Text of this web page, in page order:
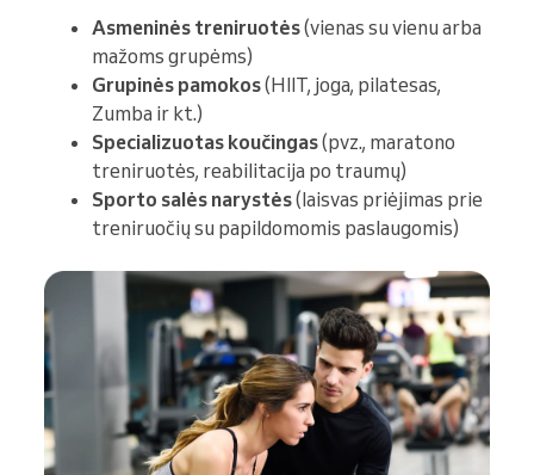
Asmeninės treniruotės(vienas su vienu arba
mažoms grupėms)
Grupinės pamokos(HIIT, joga, pilatesas,
Zumba ir kt.)
Specializuotas koučingas(pvz., maratono
treniruotės, reabilitacija po traumų)
Sporto salės narystės(laisvas priėjimas prie
treniruočių su papildomomis paslaugomis)